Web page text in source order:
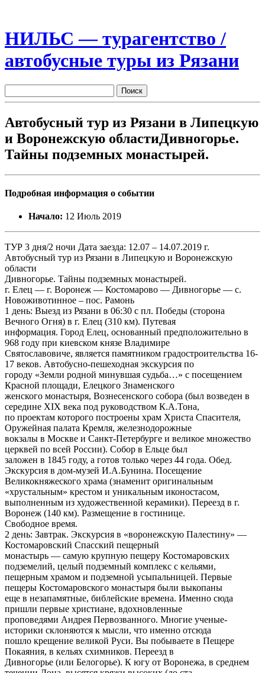
НИЛЬС — турагентство /
автобусные туры из Рязани
Автобусный тур из Рязани в Липецкую
и Воронежскую областиДивногорье.
Тайны подземных монастырей.
Подробная информация о событии
Начало: 12 Июль 2019
ТУР 3 дня/2 ночи Дата заезда: 12.07 – 14.07.2019 г.
Автобусный тур из Рязани в Липецкую и Воронежскую
области
Дивногорье. Тайны подземных монастырей.
г. Елец — г. Воронеж — Костомарово — Дивногорье — с.
Новоживотинное – пос. Рамонь
1 день: Выезд из Рязани в 06:30 с пл. Победы (сторона
Вечного Огня) в г. Елец (310 км). Путевая
информация. Город Елец, основанный предположительно в
968 году при киевском князе Владимире
Святославовиче, является памятником градостроительства 16-
17 веков. Автобусно-пешеходная экскурсия по
городу «Земли родной минувшая судьба…» с посещением
Красной площади, Елецкого Знаменского
женского монастыря, Вознесенского собора (был возведен в
середине XIX века под руководством К.А.Тона,
по проектам которого построены храм Христа Спасителя,
Оружейная палата Кремля, железнодорожные
вокзалы в Москве и Санкт-Петербурге и великое множество
церквей по всей России). Собор в Ельце был
заложен в 1845 году, а готов только через 44 года. Обед.
Экскурсия в дом-музей И.А.Бунина. Посещение
Великокняжеского храма (знаменит оригинальным
«хрустальным» крестом и уникальным иконостасом,
выполненным из художественной керамики). Переезд в г.
Воронеж (140 км). Размещение в гостинице.
Свободное время.
2 день: Завтрак. Экскурсия в «воронежскую Палестину» —
Костомаровский Спасский пещерный
монастырь — самую крупную пещеру Костомаровских
подземелий, целый подземный комплекс с кельями,
пещерным храмом и подземной усыпальницей. Первые
пещеры Костомаровского монастыря были выкопаны
еще в незапамятные, библейские времена. Именно сюда
пришли первые христиане, вдохновленные
проповедями Андрея Первозванного. Многие ученые-
историки склоняются к мысли, что именно отсюда
пошло крещение великой Руси. Вы побываете в Пещере
Покаяния, в кельях схимников. Переезд в
Дивногорье (или Белогорье). К югу от Воронежа, в среднем